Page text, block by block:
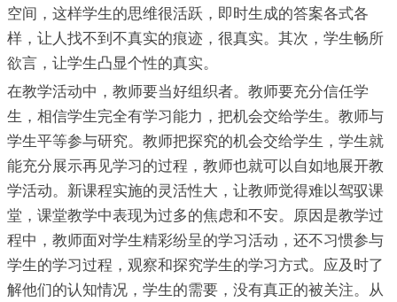
空间，这样学生的思维很活跃，即时生成的答案各式各
样，让人找不到不真实的痕迹，很真实。其次，学生畅所
欲言，让学生凸显个性的真实。
在教学活动中，教师要当好组织者。教师要充分信任学
生，相信学生完全有学习能力，把机会交给学生。教师与
学生平等参与研究。教师把探究的机会交给学生，学生就
能充分展示再见学习的过程，教师也就可以自如地展开教
学活动。新课程实施的灵活性大，让教师觉得难以驾驭课
堂，课堂教学中表现为过多的焦虑和不安。原因是教学过
程中，教师面对学生精彩纷呈的学习活动，还不习惯参与
学生的学习过程，观察和探究学生的学习方式。应及时了
解他们的认知情况，学生的需要，没有真正的被关注。从